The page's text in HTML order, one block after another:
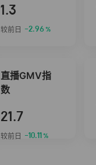
1.3
较前日 -2.96 %
直播GMV指
数
21.7
较前日 -10.11 %